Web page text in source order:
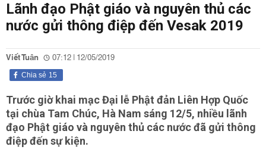
Lãnh đạo Phật giáo và nguyên thủ các
nước gửi thông điệp đến Vesak 2019
Viết Tuân 07:12 | 12/05/2019
15
Chia sẻ
Trước giờ khai mạc Đại lễ Phật đản Liên Hợp Quốc
tại chùa Tam Chúc, Hà Nam sáng 12/5, nhiều lãnh
đạo Phật giáo và nguyên thủ các nước đã gửi thông
điệp đến sự kiện.